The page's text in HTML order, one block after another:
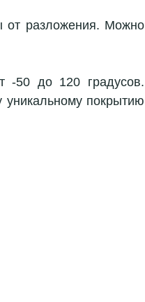
от разложения. Можно
-50 до 120 градусов.
уникальному покрытию